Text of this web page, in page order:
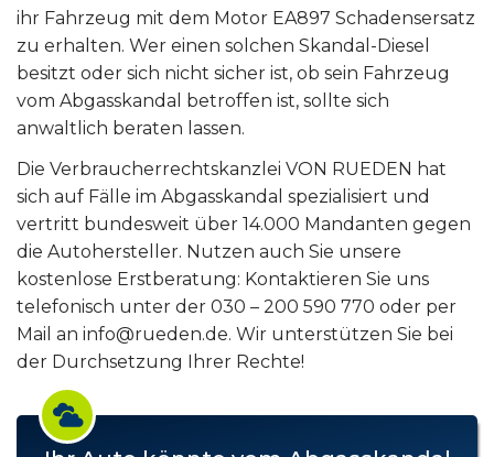
ihr Fahrzeug mit dem Motor EA897 Schadensersatz
zu erhalten. Wer einen solchen Skandal-Diesel
besitzt oder sich nicht sicher ist, ob sein Fahrzeug
vom Abgasskandal betroffen ist, sollte sich
anwaltlich beraten lassen.
Die Verbraucherrechtskanzlei VON RUEDEN hat
sich auf Fälle im Abgasskandal spezialisiert und
vertritt bundesweit über 14.000 Mandanten gegen
die Autohersteller. Nutzen auch Sie unsere
kostenlose Erstberatung: Kontaktieren Sie uns
telefonisch unter der 030 – 200 590 770 oder per
Mail an info@rueden.de. Wir unterstützen Sie bei
der Durchsetzung Ihrer Rechte!